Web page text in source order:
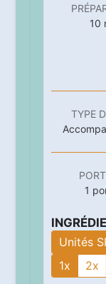
10
TYPE
1
Unités SI
1x
2x